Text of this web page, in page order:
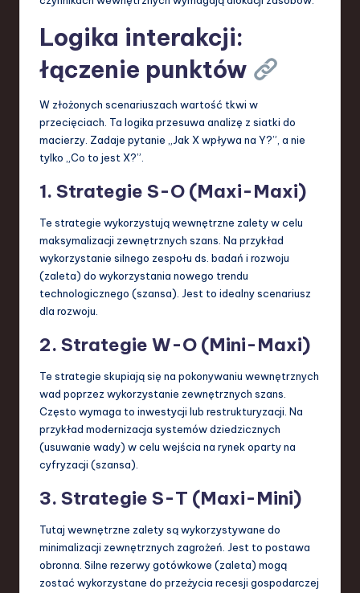
Logika interakcji:
łączenie punktów
W złożonych scenariuszach wartość tkwi w
przecięciach. Ta logika przesuwa analizę z siatki do
macierzy. Zadaje pytanie „Jak X wpływa na Y?”, a nie
tylko „Co to jest X?”.
1. Strategie S-O (Maxi-Maxi)
Te strategie wykorzystują wewnętrzne zalety w celu
maksymalizacji zewnętrznych szans. Na przykład
wykorzystanie silnego zespołu ds. badań i rozwoju
(zaleta) do wykorzystania nowego trendu
technologicznego (szansa). Jest to idealny scenariusz
dla rozwoju.
2. Strategie W-O (Mini-Maxi)
Te strategie skupiają się na pokonywaniu wewnętrznych
wad poprzez wykorzystanie zewnętrznych szans.
Często wymaga to inwestycji lub restrukturyzacji. Na
przykład modernizacja systemów dziedzicznych
(usuwanie wady) w celu wejścia na rynek oparty na
cyfryzacji (szansa).
3. Strategie S-T (Maxi-Mini)
Tutaj wewnętrzne zalety są wykorzystywane do
minimalizacji zewnętrznych zagrożeń. Jest to postawa
obronna. Silne rezerwy gotówkowe (zaleta) mogą
zostać wykorzystane do przeżycia recesji gospodarczej